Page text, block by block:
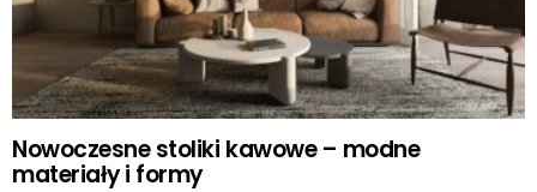
Nowoczesne stoliki kawowe – modne
materiały i formy